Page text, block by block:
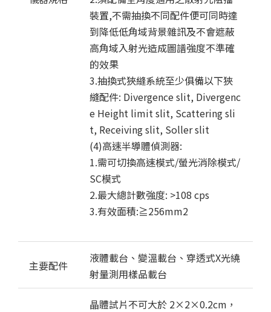
裝置,不需抽換不同配件便可同時達
到降低低角域背景雜訊及不會遮蔽
高角域入射光造成圖譜強度不準確
的效果
3.抽換式狹縫系統至少俱備以下狹
縫配件: Divergence slit, Divergenc
e Height limit slit, Scattering sli
t, Receiving slit, Soller slit
(4)高速半導體偵測器:
1.需可切換高速模式/螢光消除模式/
SC模式
2.最大總計數強度: >108 cps
3.有效面積:≧256mm2
主要配件
液體載台、變溫載台、穿透式X光繞
射量測用樣品載台
晶體試片不可大於 2×2×0.2cm，